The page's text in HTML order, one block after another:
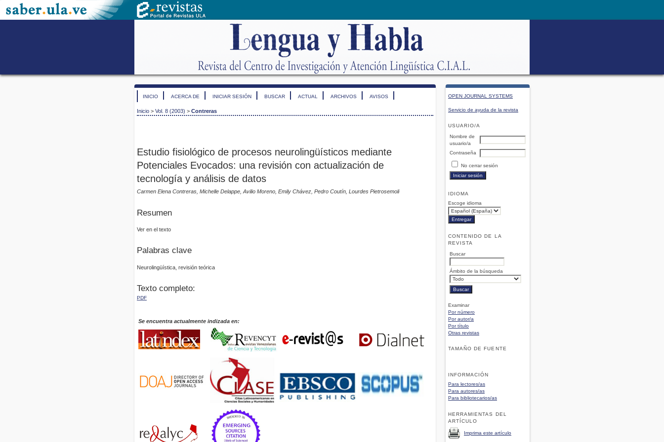
OPEN JOURNAL SYSTEMS
Servicio de ayuda de la revista
USUARIO/A
Nombre de
usuario/a
Contraseña
No cerrar sesión
IDIOMA
Escoge idioma
CONTENIDO DE LA
REVISTA
Buscar
Ámbito de la búsqueda
Examinar
Por número
Por autor/a
Por título
Otras revistas
TAMAÑO DE FUENTE
INFORMACIÓN
Para lectores/as
Para autores/as
Para bibliotecarios/as
HERRAMIENTAS DEL
ARTÍCULO
Imprima este artículo
INICIO ACERCA DE INICIAR SESIÓN BUSCAR ACTUAL ARCHIVOS AVISOS
Inicio > Vol. 8 (2003) > Contreras
Estudio fisiológico de procesos neurolingüísticos mediante
Potenciales Evocados: una revisión con actualización de
tecnología y análisis de datos
Carmen Elena Contreras, Michelle Delappe, Avilio Moreno, Emily Chávez, Pedro Coutín, Lourdes Pietrosemoli
Resumen
Ver en el texto
Palabras clave
Neurolingüística, revisión teórica
Texto completo:
PDF
Se encuentra actualmente indizada en: